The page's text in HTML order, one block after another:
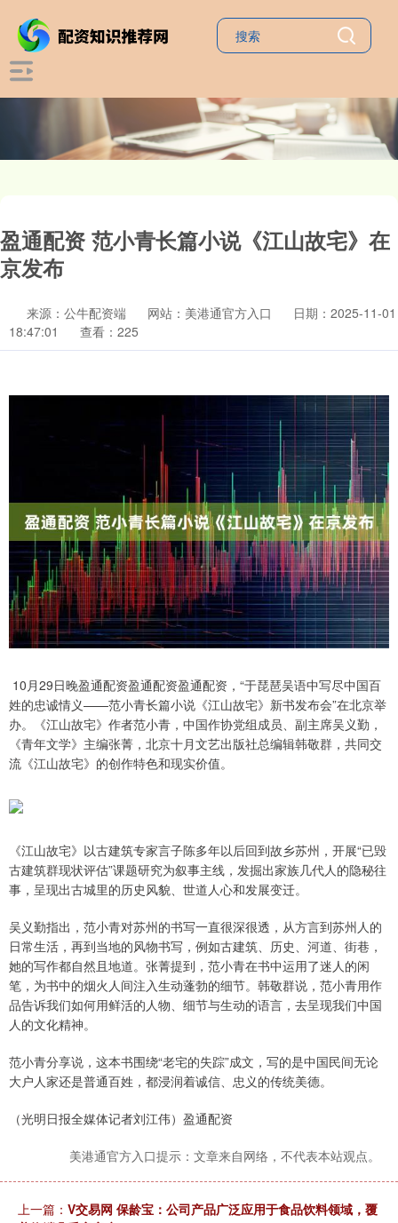
盈通配资 范小青长篇小说《江山故宅》在
京发布
来源：公牛配资端 网站：美港通官方入口
日期：2025-11-01
18:47:01
查看：225
10月29日晚盈通配资盈通配资盈通配资，“于琵琶吴语中写尽中国百
姓的忠诚情义——范小青长篇小说《江山故宅》新书发布会”在北京举
办。《江山故宅》作者范小青，中国作协党组成员、副主席吴义勤，
《青年文学》主编张菁，北京十月文艺出版社总编辑韩敬群，共同交
流《江山故宅》的创作特色和现实价值。
《江山故宅》以古建筑专家言子陈多年以后回到故乡苏州，开展“已毁
古建筑群现状评估”课题研究为叙事主线，发掘出家族几代人的隐秘往
事，呈现出古城里的历史风貌、世道人心和发展变迁。
吴义勤指出，范小青对苏州的书写一直很深很透，从方言到苏州人的
日常生活，再到当地的风物书写，例如古建筑、历史、河道、街巷，
她的写作都自然且地道。张菁提到，范小青在书中运用了迷人的闲
笔，为书中的烟火人间注入生动蓬勃的细节。韩敬群说，范小青用作
品告诉我们如何用鲜活的人物、细节与生动的语言，去呈现我们中国
人的文化精神。
范小青分享说，这本书围绕“老宅的失踪”成文，写的是中国民间无论
大户人家还是普通百姓，都浸润着诚信、忠义的传统美德。
（光明日报全媒体记者刘江伟）盈通配资
美港通官方入口提示：文章来自网络，不代表本站观点。
上一篇： V交易网 保龄宝：公司产品广泛应用于食品饮料领域，覆